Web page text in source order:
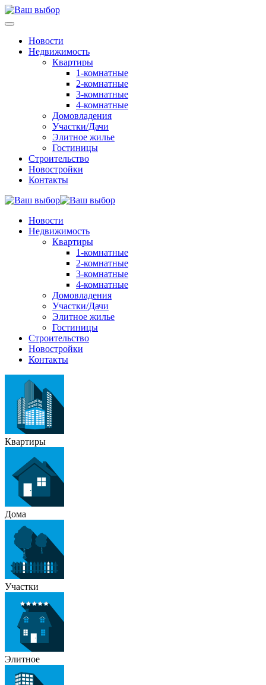
Новости
Недвижимость
Квартиры
1-комнатные
2-комнатные
3-комнатные
4-комнатные
Домовладения
Участки/Дачи
Элитное жилье
Гостиницы
Строительство
Новостройки
Контакты
Новости
Недвижимость
Квартиры
1-комнатные
2-комнатные
3-комнатные
4-комнатные
Домовладения
Участки/Дачи
Элитное жилье
Гостиницы
Строительство
Новостройки
Контакты
Квартиры
Дома
Участки
Элитное